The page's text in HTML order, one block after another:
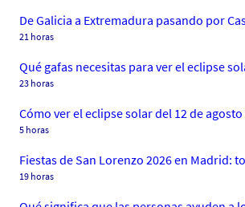
De Galicia a Extremadura pasando por
21 horas
Qué gafas necesitas para ver el eclipse
23 horas
Cómo ver el eclipse solar del 12 de
5 horas
Fiestas de San Lorenzo 2026 en Madrid:
19 horas